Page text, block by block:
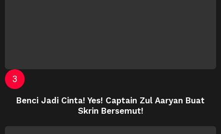
Benci Jadi Cinta! Yes! Captain Zul Aaryan Buat
Skrin Bersemut!